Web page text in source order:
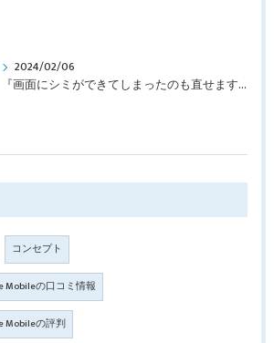
2024/02/06
『画面にシミができてしまったのも直せますか？』豊中市南桜塚より画面修理でご来店♪【iPhone11Pro】
コンセプト
Mobileの口コミ情報
Mobileの評判